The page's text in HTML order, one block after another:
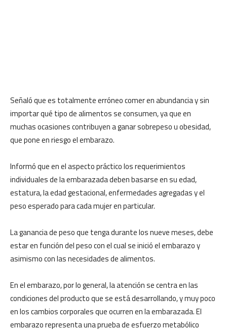
Señaló que es totalmente erróneo comer en abundancia y sin
importar qué tipo de alimentos se consumen, ya que en
muchas ocasiones contribuyen a ganar sobrepeso u obesidad,
que pone en riesgo el embarazo.
Informó que en el aspecto práctico los requerimientos
individuales de la embarazada deben basarse en su edad,
estatura, la edad gestacional, enfermedades agregadas y el
peso esperado para cada mujer en particular.
La ganancia de peso que tenga durante los nueve meses, debe
estar en función del peso con el cual se inició el embarazo y
asimismo con las necesidades de alimentos.
En el embarazo, por lo general, la atención se centra en las
condiciones del producto que se está desarrollando, y muy poco
en los cambios corporales que ocurren en la embarazada. El
embarazo representa una prueba de esfuerzo metabólico